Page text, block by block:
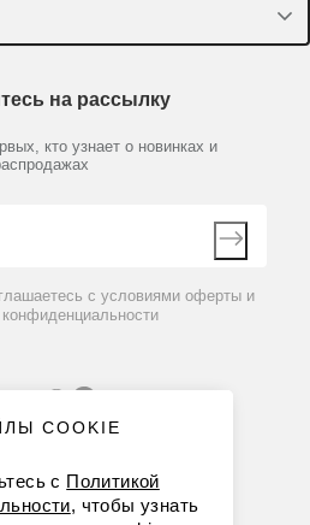
наборы
на рассылку
кто узнает о новинках и
с условиями оферты и
конфиденциальности
COOKIE
с Политикой
, чтобы узнать